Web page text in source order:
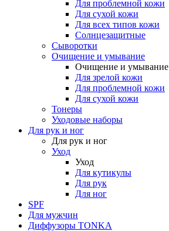
Для проблемной кожи
Для сухой кожи
Для всех типов кожи
Солнцезащитные
Сыворотки
Очищение и умывание
Очищение и умывание
Для зрелой кожи
Для проблемной кожи
Для сухой кожи
Тонеры
Уходовые наборы
Для рук и ног
Для рук и ног
Уход
Уход
Для кутикулы
Для рук
Для ног
SPF
Для мужчин
Диффузоры TONKA